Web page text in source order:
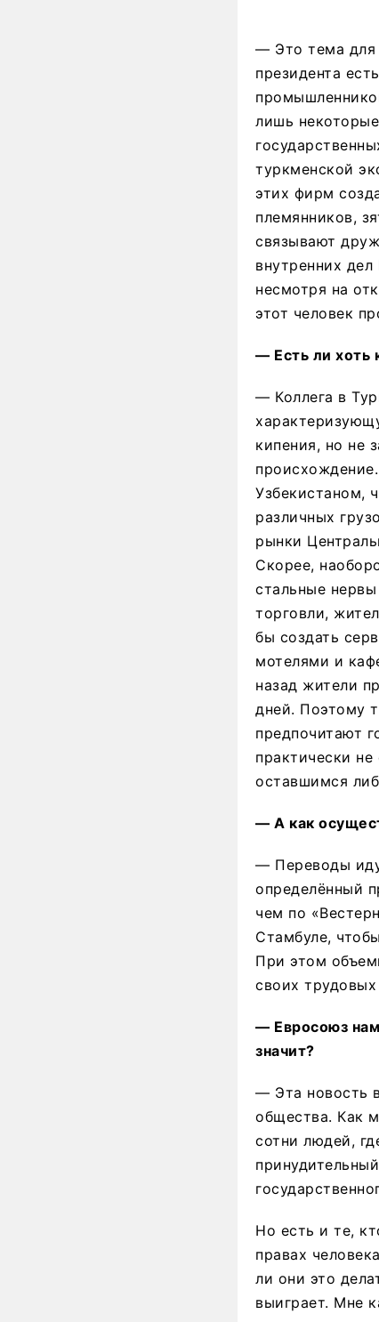
— Это тема для
президента
лишь
туркменской
этих фирм
племянников,
связывают
внутренних дел
несмотря на
этот человек
— Есть ли хоть
— Коллега в
кипения, но не
Узбекистаном,
различных
рынки
Скорее,
стальные
торговли,
бы создать
мотелями и
назад жители
дней. Поэтому
предпочитают
практически
оставшимся
— А как
— Переводы
определённый
чем по
Стамбуле,
При этом
своих
— Евросоюз
значит?
— Эта новость
общества. Как
сотни людей,
Но есть и те,
правах
ли они это
выиграет. Мне